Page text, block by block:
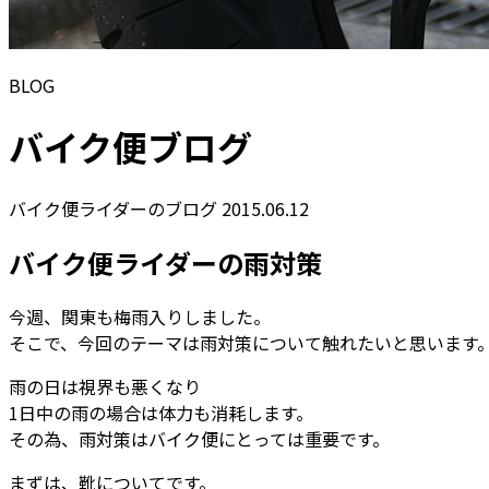
BLOG
バイク便ブログ
バイク便ライダーのブログ 2015.06.12
バイク便ライダーの雨対策
今週、関東も梅雨入りしました。
そこで、今回のテーマは雨対策について触れたいと思います
雨の日は視界も悪くなり
1日中の雨の場合は体力も消耗します。
その為、雨対策はバイク便にとっては重要です。
まずは、靴についてです。